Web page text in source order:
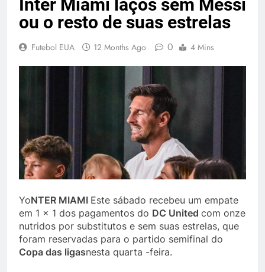
Inter Miami laços sem Messi
ou o resto de suas estrelas
Futebol EUA 12 Months Ago 0 4 Mins
YoNTER MIAMI Este sábado recebeu um empate
em 1 x 1 dos pagamentos do DC United com onze
nutridos por substitutos e sem suas estrelas, que
foram reservadas para o partido semifinal do
Copa das ligasnesta quarta -feira.